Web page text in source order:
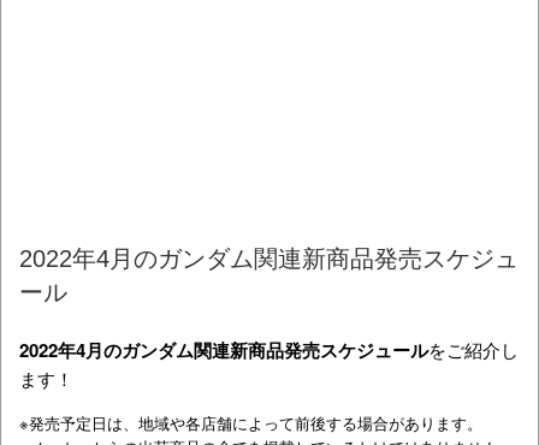
2022年4月のガンダム関連新商品発売スケジュ
ール
2022年4月のガンダム関連新商品発売スケジュールをご紹介し
ます！
※発売予定日は、地域や各店舗によって前後する場合があります。